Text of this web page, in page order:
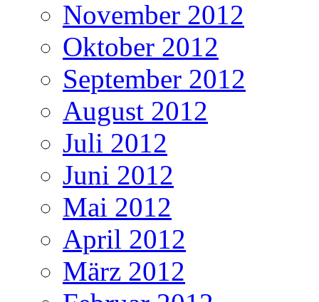
November 2012
Oktober 2012
September 2012
August 2012
Juli 2012
Juni 2012
Mai 2012
April 2012
März 2012